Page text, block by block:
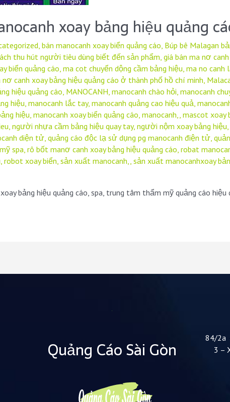
xoay bảng hiệu quảng
, bán manocanh xoay biển quảng cáo, Búp bê Malagan
thu hút người tiêu dùng biết đến sản phẩm, giá bán ma nơ
biển quảng cáo, ma cot chuyển dộng cầm bảng hiệu, ma no canh
nơ canh xoay bảng hiệu quảng cáo ở thành phố hồ chí minh,
hiệu quảng cáo, MANOCANH, manocanh chào hỏi, manocanh
hiệu, manocanh lắc tay, manocanh quảng cao hiệu quả,
hiệu, manocanh xoay biển quảng cáo, manocanh,, mascot xoay
, người nhựa cầm bảng hiệu quay tay, người nộm xoay bảng hiệu,
diện tử, quảng cáo độc lạ sử dụng pg manocanh điện tử,
spa, rô bốt manơ canh xoay bảng hiệu quảng cáo, robat
, robot xoay biển, sản xuất manocanh,, sản xuất manocanhxoay
bảng hiệu quảng cáo, spa, trung tâm thẩm mỹ quảng cáo hiệu
Quảng Cáo Sài Gòn
84/2a
3 –